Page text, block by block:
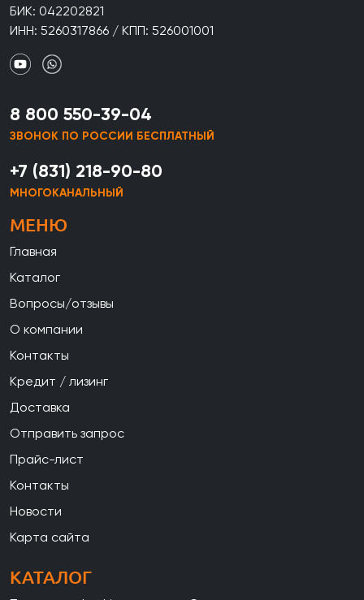
БИК: 042202821
ИНН: 5260317866 / КПП: 526001001
8 800 550-39-04
ЗВОНОК ПО РОССИИ БЕСПЛАТНЫЙ
+7 (831) 218-90-80
МНОГОКАНАЛЬНЫЙ
МЕНЮ
Главная
Каталог
Вопросы/отзывы
О компании
Контакты
Кредит / лизинг
Доставка
Отправить запрос
Прайс-лист
Контакты
Новости
Карта сайта
КАТАЛОГ